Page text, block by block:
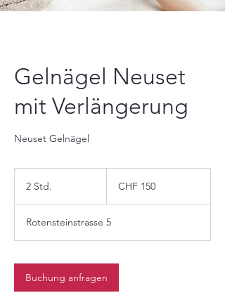
Gelnägel Neuset
mit Verlängerung
Neuset Gelnägel
2 Std.
d
.
Franken
CHF 150
Rotensteinstrasse 5
Buchung anfragen